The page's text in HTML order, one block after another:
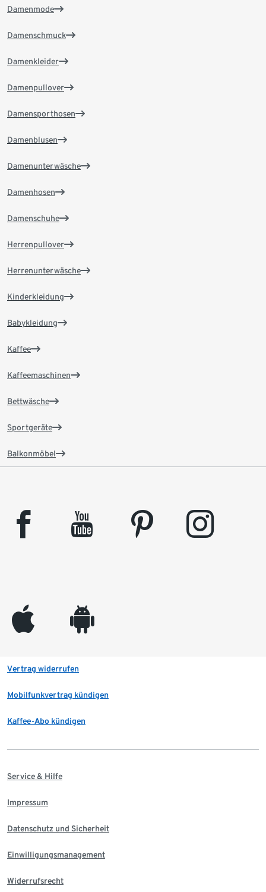
Damenmode
Damenschmuck
Damenkleider
Damenpullover
Damensporthosen
Damenblusen
Damenunterwäsche
Damenhosen
Damenschuhe
Herrenpullover
Herrenunterwäsche
Kinderkleidung
Babykleidung
Kaffee
Kaffeemaschinen
Bettwäsche
Sportgeräte
Balkonmöbel
facebook youtube pinterest instagram
appleinc android
Vertrag widerrufen
Mobilfunkvertrag kündigen
Kaffee-Abo kündigen
Service & Hilfe
Impressum
Datenschutz und Sicherheit
Einwilligungsmanagement
Widerrufsrecht